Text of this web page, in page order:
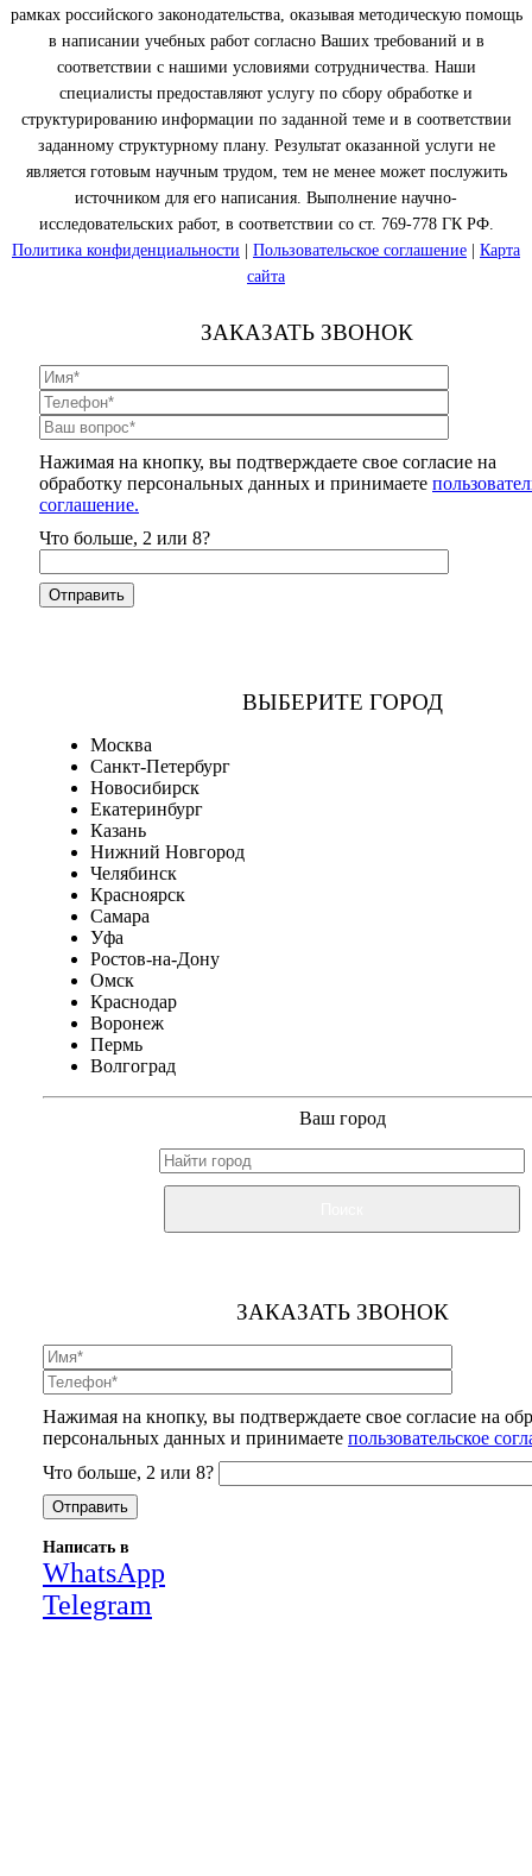
рамках российского законодательства, оказывая методическую помощь
в написании учебных работ согласно Ваших требований и в
соответствии с нашими условиями сотрудничества. Наши
специалисты предоставляют услугу по сбору обработке и
структурированию информации по заданной теме и в соответствии
заданному структурному плану. Результат оказанной услуги не
является готовым научным трудом, тем не менее может послужить
источником для его написания. Выполнение научно-
исследовательских работ, в соответствии со ст. 769-778 ГК РФ.
Политика конфиденциальности
Пользовательское соглашение
Карта
сайта
ЗАКАЗАТЬ ЗВОНОК
Нажимая на кнопку, вы подтверждаете свое согласие на
обработку персональных данных и принимаете
соглашение.
Что больше, 2 или 8?
ВЫБЕРИТЕ ГОРОД
Москва
Санкт-Петербург
Новосибирск
Екатеринбург
Казань
Нижний Новгород
Челябинск
Красноярск
Самара
Уфа
Ростов-на-Дону
Омск
Краснодар
Воронеж
Пермь
Волгоград
Ваш город
ЗАКАЗАТЬ ЗВОНОК
Нажимая на кнопку, вы подтверждаете свое согласие на
персональных данных и принимаете пользовательское
Что больше, 2 или 8?
Написать в
WhatsApp
Telegram